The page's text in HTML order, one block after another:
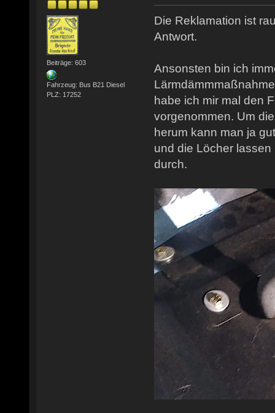
Beiträge: 603
Fahrzeug: Bus B21 Diesel
PLZ: 17252
Die Reklamation ist
Antwort.
Ansonsten bin ich
habe ich mir mal den
vorgenommen. Um
herum kann man ja
und die Löcher
durch.